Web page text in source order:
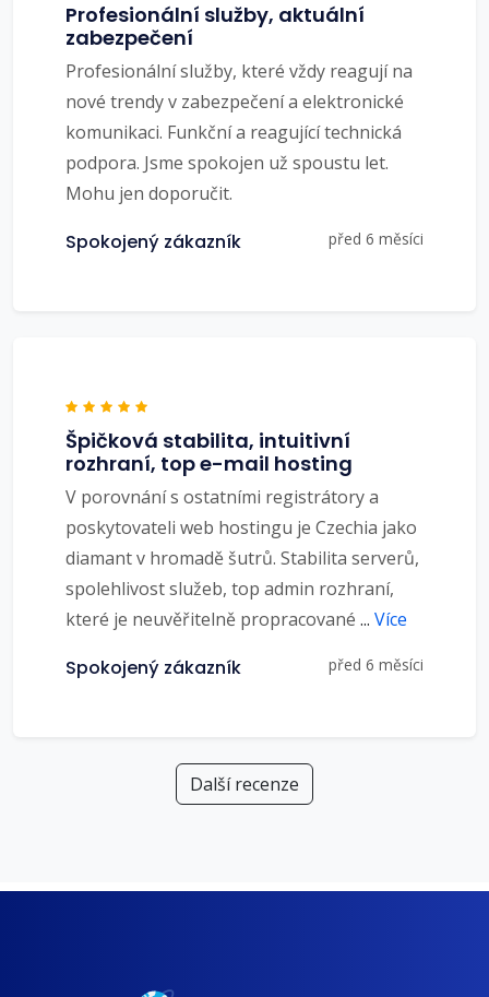
Profesionální služby, aktuální
zabezpečení
Profesionální služby, které vždy reagují na
nové trendy v zabezpečení a elektronické
komunikaci. Funkční a reagující technická
podpora. Jsme spokojen už spoustu let.
Mohu jen doporučit.
Spokojený zákazník před 6 měsíci
Špičková stabilita, intuitivní
rozhraní, top e-mail hosting
V porovnání s ostatními registrátory a
poskytovateli web hostingu je Czechia jako
diamant v hromadě šutrů. Stabilita serverů,
spolehlivost služeb, top admin rozhraní,
které je neuvěřitelně propracované ... Více
Spokojený zákazník před 6 měsíci
Další recenze